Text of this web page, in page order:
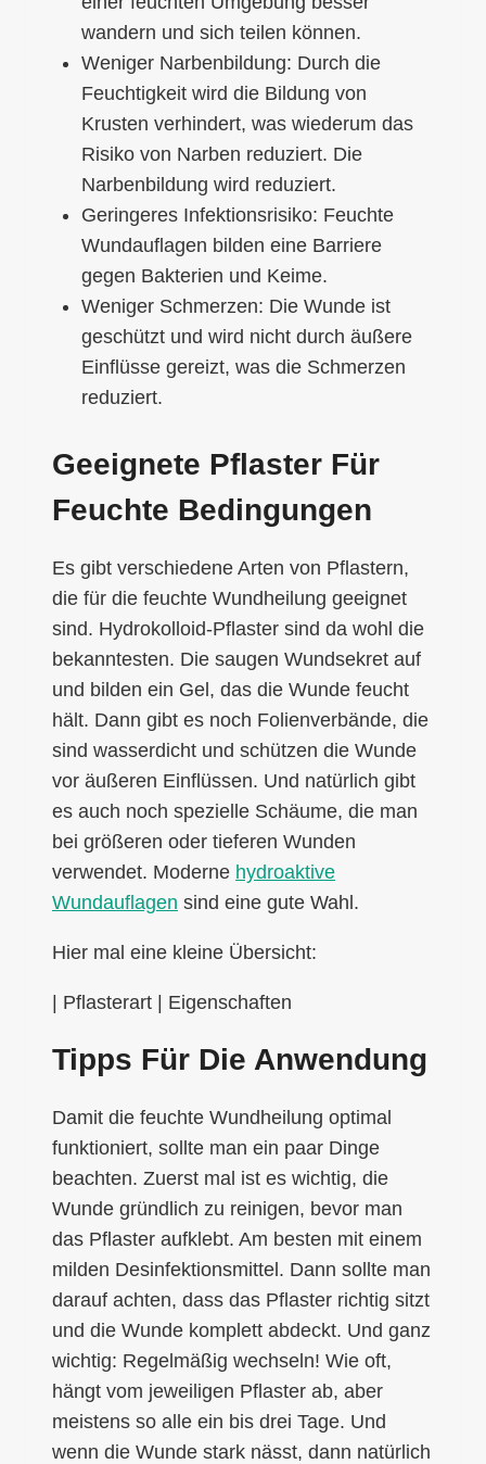
wandern und sich teilen können.
Weniger Narbenbildung: Durch die
Feuchtigkeit wird die Bildung von
Krusten verhindert, was wiederum das
Risiko von Narben reduziert. Die
Narbenbildung wird reduziert.
Geringeres Infektionsrisiko: Feuchte
Wundauflagen bilden eine Barriere
gegen Bakterien und Keime.
Weniger Schmerzen: Die Wunde ist
geschützt und wird nicht durch äußere
Einflüsse gereizt, was die Schmerzen
reduziert.
Geeignete Pflaster Für
Feuchte Bedingungen
Es gibt verschiedene Arten von Pflastern,
die für die feuchte Wundheilung geeignet
sind. Hydrokolloid-Pflaster sind da wohl die
bekanntesten. Die saugen Wundsekret auf
und bilden ein Gel, das die Wunde feucht
hält. Dann gibt es noch Folienverbände, die
sind wasserdicht und schützen die Wunde
vor äußeren Einflüssen. Und natürlich gibt
es auch noch spezielle Schäume, die man
bei größeren oder tieferen Wunden
verwendet. Moderne hydroaktive
Wundauflagen sind eine gute Wahl.
Hier mal eine kleine Übersicht:
| Pflasterart | Eigenschaften
Tipps Für Die Anwendung
Damit die feuchte Wundheilung optimal
funktioniert, sollte man ein paar Dinge
beachten. Zuerst mal ist es wichtig, die
Wunde gründlich zu reinigen, bevor man
das Pflaster aufklebt. Am besten mit einem
milden Desinfektionsmittel. Dann sollte man
darauf achten, dass das Pflaster richtig sitzt
und die Wunde komplett abdeckt. Und ganz
wichtig: Regelmäßig wechseln! Wie oft,
hängt vom jeweiligen Pflaster ab, aber
meistens so alle ein bis drei Tage. Und
wenn die Wunde stark nässt, dann natürlich